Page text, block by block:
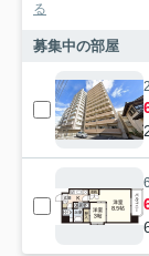
る
募集中の部屋